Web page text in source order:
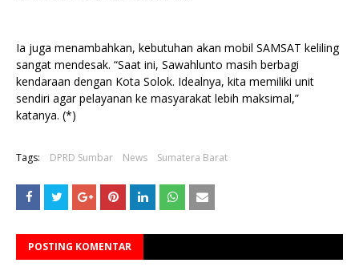
Ia juga menambahkan, kebutuhan akan mobil SAMSAT keliling
sangat mendesak. “Saat ini, Sawahlunto masih berbagi
kendaraan dengan Kota Solok. Idealnya, kita memiliki unit
sendiri agar pelayanan ke masyarakat lebih maksimal,”
katanya. (*)
Tags: DPRD Sumbar News Sumatera Barat
POSTING KOMENTAR